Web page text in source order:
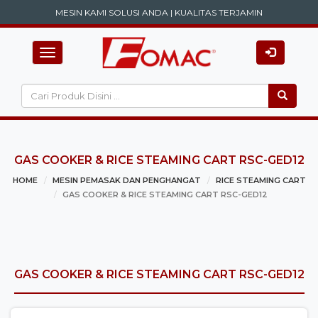
MESIN KAMI SOLUSI ANDA | KUALITAS TERJAMIN
Toggle navigation
GAS COOKER & RICE STEAMING CART RSC-GED12
HOME MESIN PEMASAK DAN PENGHANGAT
RICE STEAMING CART
GAS COOKER & RICE STEAMING CART RSC-GED12
GAS COOKER & RICE STEAMING CART RSC-GED12